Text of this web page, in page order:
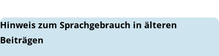
Hinweis zum Sprachgebrauch in älteren
Beiträgen